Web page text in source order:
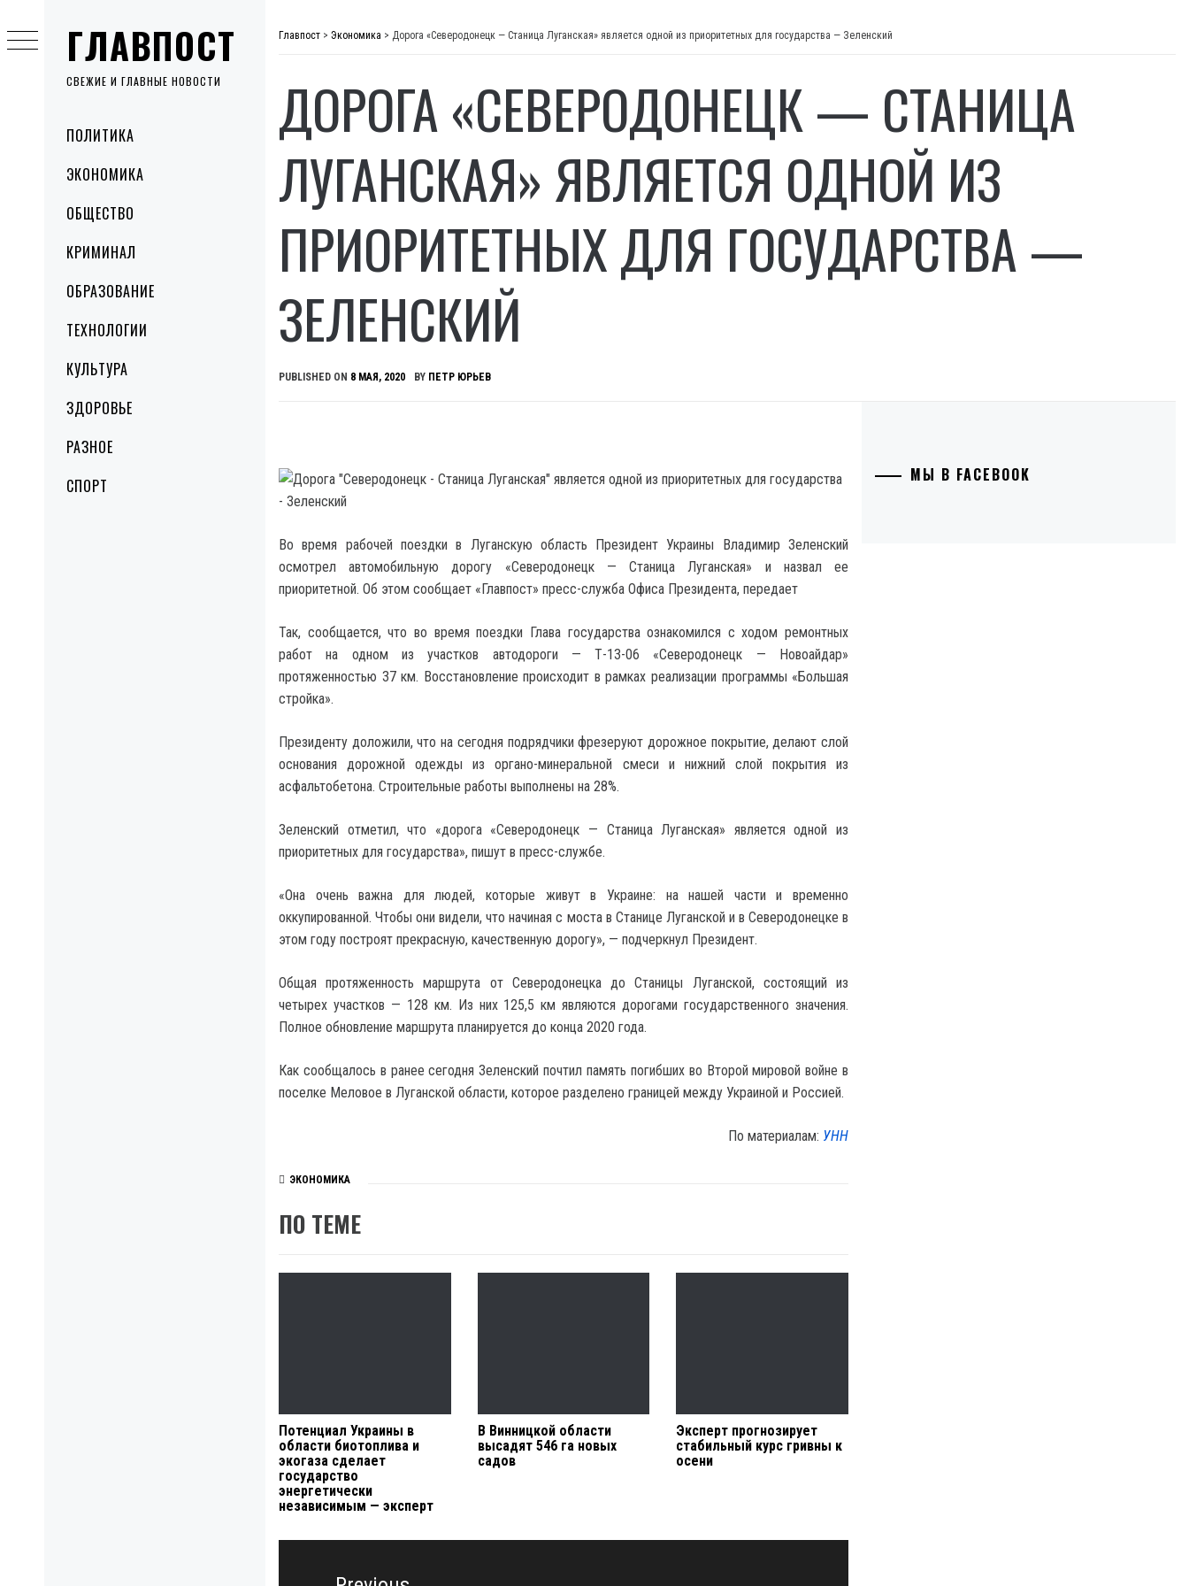
ГЛАВПОСТ
СВЕЖИЕ И ГЛАВНЫЕ НОВОСТИ
MenuПОЛИТИКА
ЭКОНОМИКА
ОБЩЕСТВО
КРИМИНАЛ
ОБРАЗОВАНИЕ
ТЕХНОЛОГИИ
КУЛЬТУРА
ЗДОРОВЬЕ
РАЗНОЕ
СПОРТ
to
content
Главпост > Экономика > Дорога «Северодонецк — Станица Луганская» является одной из приоритетных для государства — Зеленский
ДОРОГА «СЕВЕРОДОНЕЦК — СТАНИЦА
ЛУГАНСКАЯ» ЯВЛЯЕТСЯ ОДНОЙ ИЗ
ПРИОРИТЕТНЫХ ДЛЯ ГОСУДАРСТВА —
ЗЕЛЕНСКИЙ
PUBLISHED ON 8 МАЯ, 2020 BY ПЕТР ЮРЬЕВ
Во время рабочей поездки в Луганскую область Президент Украины Владимир Зеленский
осмотрел автомобильную дорогу «Северодонецк — Станица Луганская» и назвал ее
приоритетной. Об этом сообщает «Главпост» пресс-служба Офиса Президента, передает
Так, сообщается, что во время поездки Глава государства ознакомился с ходом ремонтных
работ на одном из участков автодороги — Т-13-06 «Северодонецк — Новоайдар»
протяженностью 37 км. Восстановление происходит в рамках реализации программы «Большая
стройка».
Президенту доложили, что на сегодня подрядчики фрезеруют дорожное покрытие, делают слой
основания дорожной одежды из органо-минеральной смеси и нижний слой покрытия из
асфальтобетона. Строительные работы выполнены на 28%.
Зеленский отметил, что «дорога «Северодонецк — Станица Луганская» является одной из
приоритетных для государства», пишут в пресс-службе.
«Она очень важна для людей, которые живут в Украине: на нашей части и временно
оккупированной. Чтобы они видели, что начиная с моста в Станице Луганской и в Северодонецке в
этом году построят прекрасную, качественную дорогу», — подчеркнул Президент.
Общая протяженность маршрута от Северодонецка до Станицы Луганской, состоящий из
четырех участков — 128 км. Из них 125,5 км являются дорогами государственного значения.
Полное обновление маршрута планируется до конца 2020 года.
Как сообщалось в ранее сегодня Зеленский почтил память погибших во Второй мировой войне в
поселке Меловое в Луганской области, которое разделено границей между Украиной и Россией.
По материалам: УНН
ЭКОНОМИКА
ПО ТЕМЕ
Потенциал Украины в
области биотоплива и
экогаза сделает
государство
энергетически
независимым — эксперт
В Винницкой области
высадят 546 га новых
садов
Эксперт прогнозирует
стабильный курс гривны к
осени
Навигация
МЫ В FACEBOOK